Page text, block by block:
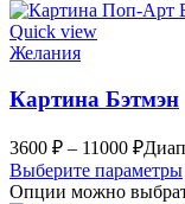
Quick view
Желания
Картина Бэтмэн
3600 ₽ – 11000 ₽
Выберите параметры
Опции можно